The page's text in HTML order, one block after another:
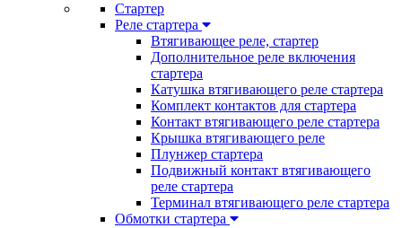
Стартер
Реле стартера
Втягивающее реле, стартер
Дополнительное реле включения
стартера
Катушка втягивающего реле стартера
Комплект контактов для стартера
Контакт втягивающего реле стартера
Крышка втягивающего реле
Плунжер стартера
Подвижный контакт втягивающего
реле стартера
Терминал втягивающего реле стартера
Обмотки стартера